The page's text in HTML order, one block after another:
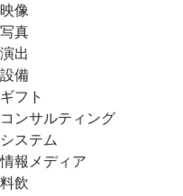
映像
写真
演出
設備
ギフト
コンサルティング
システム
情報メディア
料飲